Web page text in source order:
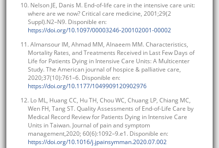
10. Nelson JE, Danis M. End-of-life care in the intensive care unit:
where are we now? Critical care medicine, 2001;29(2
Suppl).N2–N9. Disponible en:
https://doi.org/10.1097/00003246-200102001-00002
11. Almansour IM, Ahmad MM, Alnaeem MM. Characteristics,
Mortality Rates, and Treatments Received in Last Few Days of
Life for Patients Dying in Intensive Care Units: A Multicenter
Study. The American journal of hospice & palliative care,
2020;37(10):761–6. Disponible en:
https://doi.org/10.1177/1049909120902976
12. Lo ML, Huang CC, Hu TH, Chou WC, Chuang LP, Chiang MC,
Wen FH, Tang ST. Quality Assessments of End-of-Life Care by
Medical Record Review for Patients Dying in Intensive Care
Units in Taiwan. Journal of pain and symptom
management,2020; 60(6):1092–9.e1. Disponible en:
https://doi.org/10.1016/j.jpainsymman.2020.07.002